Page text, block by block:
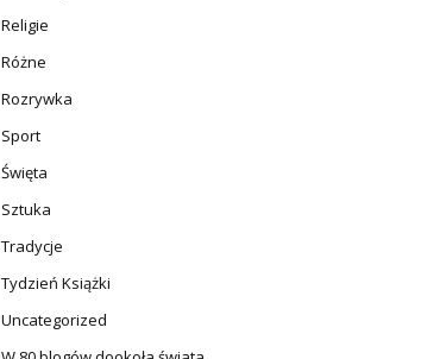
Religie
Różne
Rozrywka
Sport
Święta
Sztuka
Tradycje
Tydzień Książki
Uncategorized